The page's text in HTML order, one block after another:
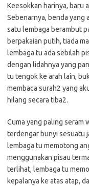
Keesokkan harinya, baru
Sebenarnya, benda yang
satu lembaga berambut
berpakaian putih, tiada
lembaga tu ada sebilah
dengan lidahnya yang
tu tengok ke arah lain,
membaca surah2 yang
hilang secara tiba2.
Cuma yang paling seram
terdengar bunyi sesuatu
lembaga tu memotong
menggunakan pisau
terlihat, lembaga tu
kepalanya ke atas atap,